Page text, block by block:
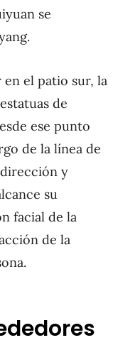
se
el patio sur, la
de
ese punto
de la línea de
y
su
facial de la
de la